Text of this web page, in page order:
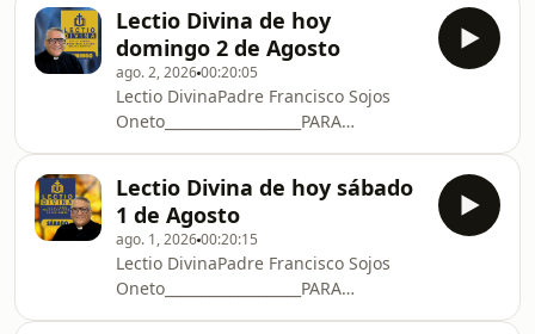
EN ECUADOR:Banco Bolivaria
WhatsApp: enviar mensaje al +593 99
157 8586 📱CANAL DE
WHATSAPP: https://whatsapp.com/channel/
A QUE PROCLAMA SIGA
CRECIENDODONORBOX:https://donorbox.org/
crece___________________TRANSFERENCIAS
EN ECUADOR:Banco Bolivaria
Lectio Divina de hoy
domingo 2 de Agosto
ago. 2, 202600:20:05
Lectio DivinaPadre Francisco Sojos
Oneto___________________PARA
WhatsApp: enviar mensaje al +593 99
157 8586 📱CANAL DE
WHATSAPP: https://whatsapp.com/channel/
A QUE PROCLAMA SIGA
CRECIENDODONORBOX:https://donorbox.org/
crece___________________TRANSFERENCIAS
Lectio Divina de hoy sábado
1 de Agosto
ago. 1, 202600:20:15
Lectio DivinaPadre Francisco Sojos
Oneto___________________PARA